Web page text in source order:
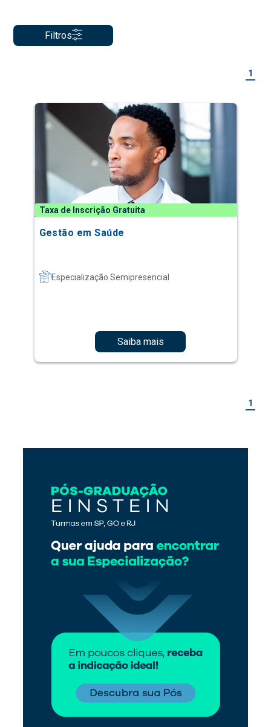
Filtros
1
Taxa de Inscrição Gratuita
Gestão em Saúde
Especialização Semipresencial
Saiba mais
1